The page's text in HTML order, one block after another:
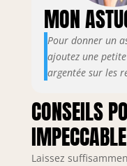
MON
Pour donner un
ajoutez une
argentée sur les
CONSEILS
IMPECCABLE
Laissez